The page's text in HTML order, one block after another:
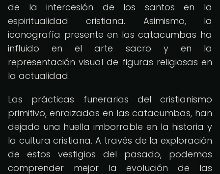
de la intercesión de los santos en la
espiritualidad cristiana. Asimismo, la
iconografía presente en las catacumbas ha
influido en el arte sacro y en la
representación visual de figuras religiosas en
la actualidad.
Las prácticas funerarias del cristianismo
primitivo, enraizadas en las catacumbas, han
dejado una huella imborrable en la historia y
la cultura cristiana. A través de la exploración
de estos vestigios del pasado, podemos
comprender mejor la evolución de las